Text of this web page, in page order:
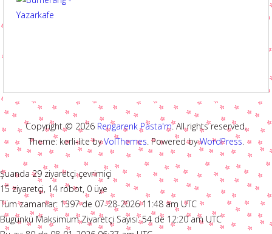
Copyright © 2026 Rengarenk Pasta'm. All rights reserved.
Theme: kerli-lite byVolThemes. Powered byWordPress.
Şuanda 29 ziyaretçi çevrimiçi
15 ziyaretçi, 14 robot, 0 üye
Tüm zamanlar: 1397 de 07-28-2026 11:48 am UTC
Bugünkü Maksimum Ziyaretçi Sayısı: 54 de 12:20 am UTC